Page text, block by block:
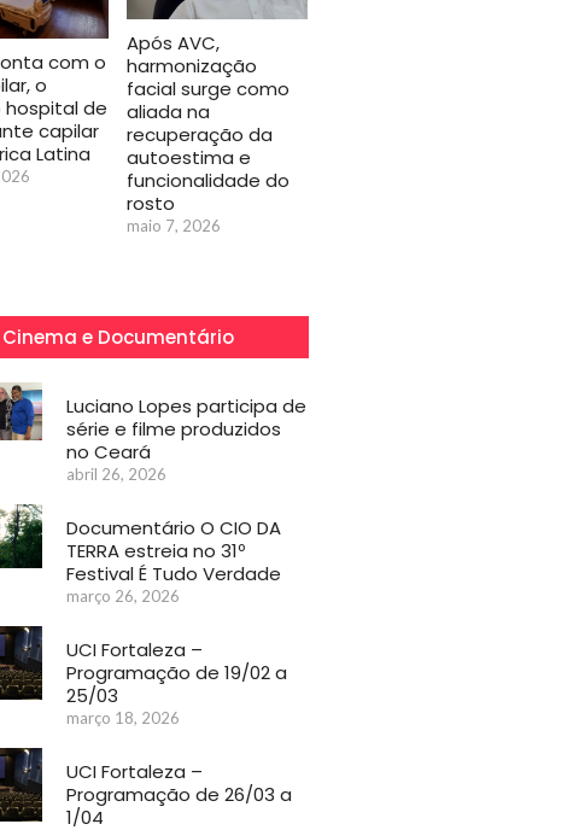
com o
o
hospital de
capilar
Latina
Após AVC,
harmonização
facial surge como
aliada na
recuperação da
autoestima e
funcionalidade do
rosto
maio 7, 2026
Cinema e Documentário
Luciano Lopes participa de
série e filme produzidos
no Ceará
abril 26, 2026
Documentário O CIO DA
TERRA estreia no 31º
Festival É Tudo Verdade
março 26, 2026
UCI Fortaleza –
Programação de 19/02 a
25/03
março 18, 2026
UCI Fortaleza –
Programação de 26/03 a
1/04